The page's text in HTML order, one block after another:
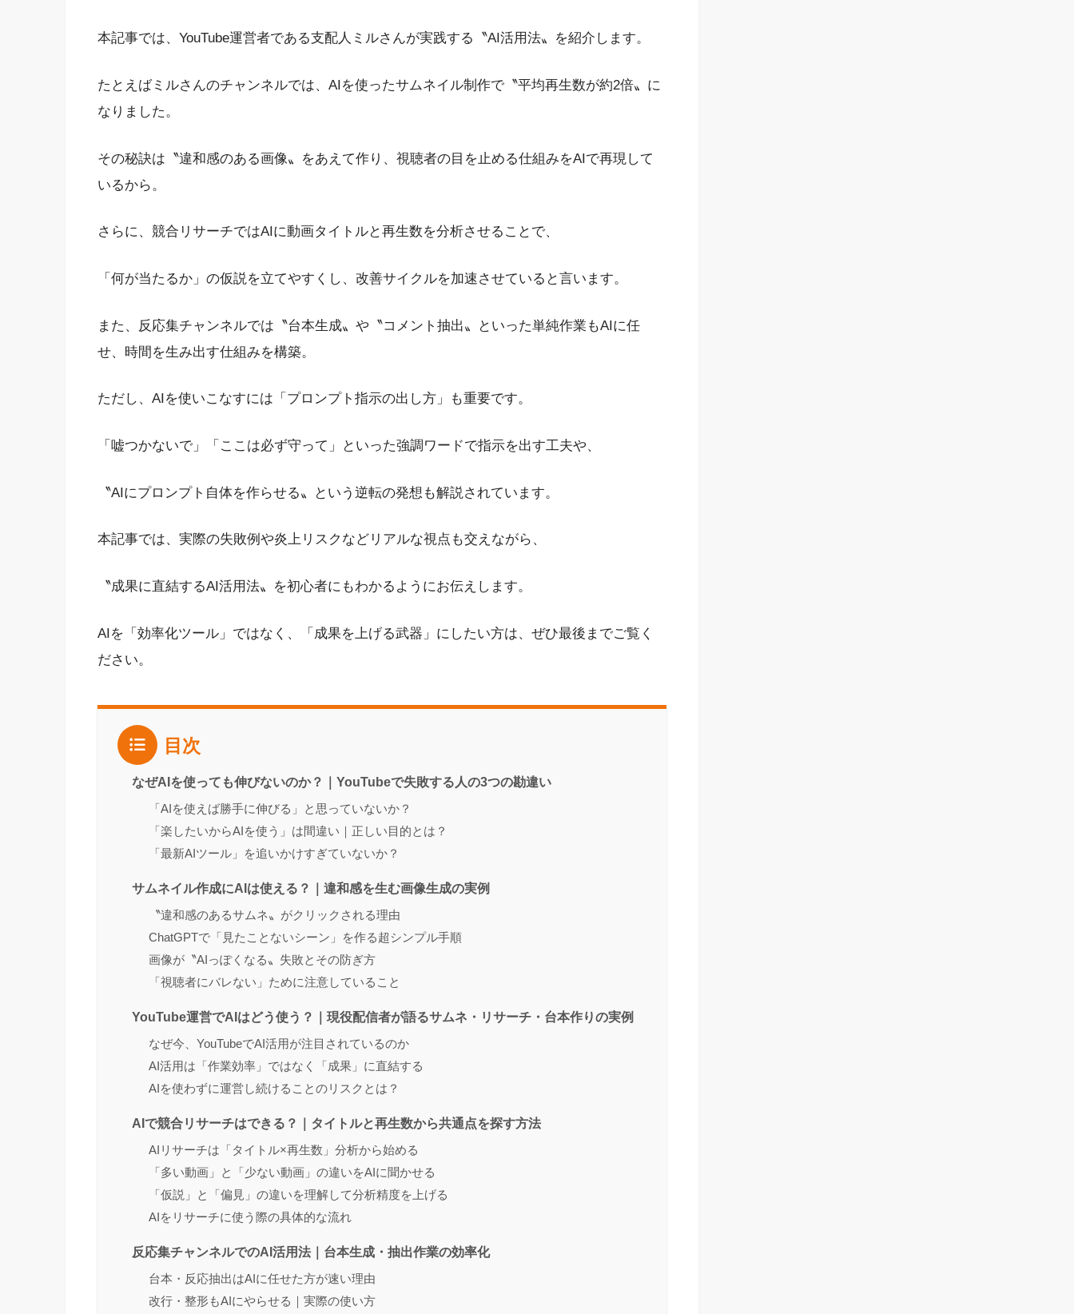
本記事では、YouTube運営者である支配人ミルさんが実践する〝AI活用法〟を紹介します。
たとえばミルさんのチャンネルでは、AIを使ったサムネイル制作で 〝平均再生数が約2倍〟に
なりました。
その秘訣は〝違和感のある画像〟をあえて作り、視聴者の目を止める仕組みをAIで再現して
いるから。
さらに、競合リサーチではAIに動画タイトルと再生数を分析させることで、
「何が当たるか」の仮説を立てやすくし、改善サイクルを加速させていると言います。
また、反応集チャンネルでは〝台本生成〟や〝コメント抽出〟といった単純作業もAIに任
せ、時間を生み出す仕組みを構築。
ただし、AIを使いこなすには「プロンプト指示の出し方」も重要です。
「嘘つかないで」「ここは必ず守って」といった強調ワードで指示を出す工夫や、
〝AIにプロンプト自体を作らせる〟という逆転の発想も解説されています。
本記事では、実際の失敗例や炎上リスクなどリアルな視点も交えながら、
〝成果に直結するAI活用法〟を初心者にもわかるようにお伝えします。
AIを「効率化ツール」ではなく、「成果を上げる武器」にしたい方は、ぜひ最後までご覧く
ださい。
目次
なぜAIを使っても伸びないのか？｜YouTubeで失敗する人の3つの勘違い
「AIを使えば勝手に伸びる」と思っていないか？
「楽したいからAIを使う」は間違い｜正しい目的とは？
「最新AIツール」を追いかけすぎていないか？
サムネイル作成にAIは使える？｜違和感を生む画像生成の実例
〝違和感のあるサムネ〟がクリックされる理由
ChatGPTで「見たことないシーン」を作る超シンプル手順
画像が〝AIっぽくなる〟失敗とその防ぎ方
「視聴者にバレない」ために注意していること
YouTube運営でAIはどう使う？｜現役配信者が語るサムネ・リサーチ・台本作りの実例
なぜ今、YouTubeでAI活用が注目されているのか
AI活用は「作業効率」ではなく「成果」に直結する
AIを使わずに運営し続けることのリスクとは？
AIで競合リサーチはできる？｜タイトルと再生数から共通点を探す方法
AIリサーチは「タイトル×再生数」分析から始める
「多い動画」と「少ない動画」の違いをAIに聞かせる
「仮説」と「偏見」の違いを理解して分析精度を上げる
AIをリサーチに使う際の具体的な流れ
反応集チャンネルでのAI活用法｜台本生成・抽出作業の効率化
台本・反応抽出はAIに任せた方が速い理由
改行・整形もAIにやらせる｜実際の使い方